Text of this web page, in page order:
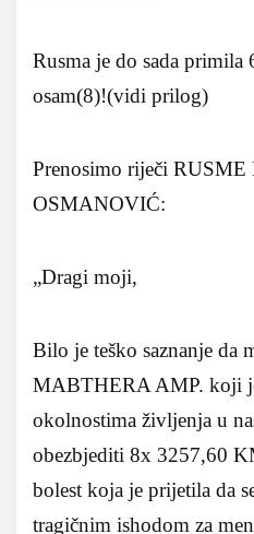
Rusma je do sada
osam(8)!(vidi prilog)
Prenosimo riječi
OSMANOVIĆ:
„Dragi moji,
Bilo je teško saznanje da
MABTHERA AMP. koji
okolnostima življenja u
obezbjediti 8x 3257,60
bolest koja je prijetila da
tragičnim ishodom za